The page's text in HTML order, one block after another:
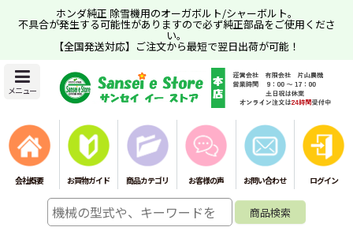
ホンダ純正 除雪機用のオーガボルト/シャーボルト。
不具合が発生する可能性がありますので必ず純正部品をご使用くださ
い。
【全国発送対応】ご注文から最短で翌日出荷が可能！
メニュー
会社概要 お買物ガイド 商品カテゴリ お客様の声 お問い合わせ ログイン